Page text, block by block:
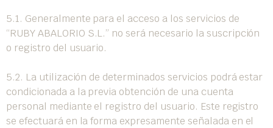
5.1. Generalmente para el acceso a los servicios de
“RUBY ABALORIO S.L.” no será necesario la suscripción
o registro del usuario.
5.2. La utilización de determinados servicios podrá estar
condicionada a la previa obtención de una cuenta
personal mediante el registro del usuario. Este registro
se efectuará en la forma expresamente señalada en el